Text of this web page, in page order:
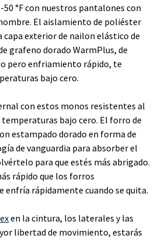
°F con nuestros pantalones con
El aislamiento de poliéster
capa exterior de nailon elástico de
grafeno dorado WarmPlus, de
pero enfriamiento rápido, te
bajo cero.
con estos monos resistentes al
bajo cero. El forro de
estampado dorado en forma de
de vanguardia para absorber el
para que estés más abrigado.
rápido que los forros
enfría rápidamente cuando se quita.
en la cintura, los laterales y las
libertad de movimiento, estarás